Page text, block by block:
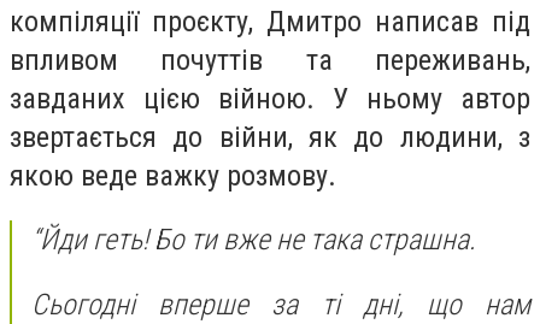
компіляції проєкту, Дмитро написав під
впливом почуттів та переживань,
завданих цією війною. У ньому автор
звертається до війни, як до людини, з
якою веде важку розмову.
“Йди геть! Бо ти вже не така страшна.
Сьогодні вперше за ті дні, що нам